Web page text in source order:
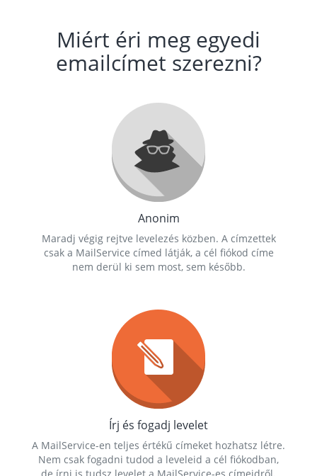
Miért éri meg egyedi
emailcímet szerezni?
Anonim
Maradj végig rejtve levelezés közben. A címzettek
csak a MailService címed látják, a cél fiókod címe
nem derül ki sem most, sem később.
Írj és fogadj levelet
A MailService-en teljes értékű címeket hozhatsz létre.
Nem csak fogadni tudod a leveleid a cél fiókodban,